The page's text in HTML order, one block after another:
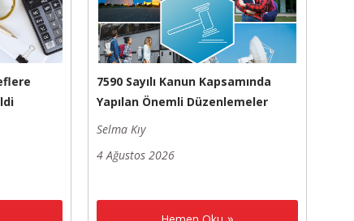
7590 Sayılı Kanun Kapsamında
Yapılan Önemli Düzenlemeler
Selma Kıy
4 Ağustos 2026